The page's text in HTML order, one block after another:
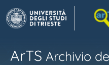
ArTS Archivio